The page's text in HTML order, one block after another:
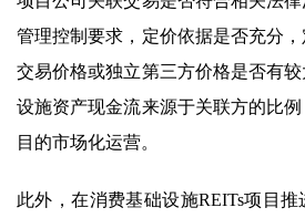
管理控制要求，定价依据是否充分
交易价格或独立第三方价格是否有
设施资产现金流来源于关联方的比
目的市场化运营。
此外，在消费基础设施REITs项目